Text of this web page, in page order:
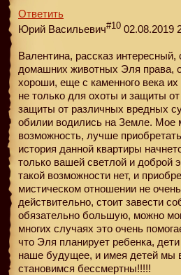
Ответить
Юрий Васильевич#10 02.08.2019
Валентина, рассказ
домашних животных Эля права,
хороши, еще с каменного века
не только для охоты и защиты
защиты от различных вредных
обилии водились на Земле. Мое
возможность, лучше
история данной квартиры
только вашей светлой и доброй
такой возможности нет, и
мистическом отношении не
действительно, стоит завести
обязательно большую, можно
многих случаях это очень
что Эля планирует ребенка,
наше будущее, и имея детей мы
становимся бессмертны!!!!!